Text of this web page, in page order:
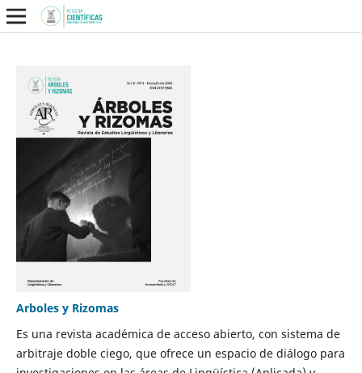
Arboles y Rizomas
Es una revista académica de acceso abierto, con sistema de
arbitraje doble ciego, que ofrece un espacio de diálogo para